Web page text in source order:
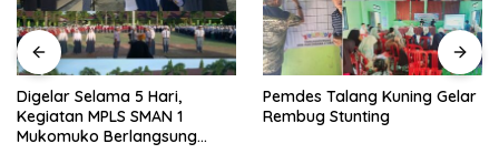
Digelar Selama 5 Hari,
Kegiatan MPLS SMAN 1
Mukomuko Berlangsung
Pemdes Talang Kuning Gelar
Rembug Stunting